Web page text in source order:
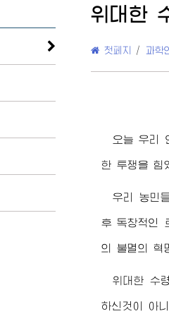
위대한
첫페지 / 과학
오늘 우리
한 투쟁을 힘
우리 농민
후 독창적인
의 불멸의 혁
위대한 수
하신것이 아